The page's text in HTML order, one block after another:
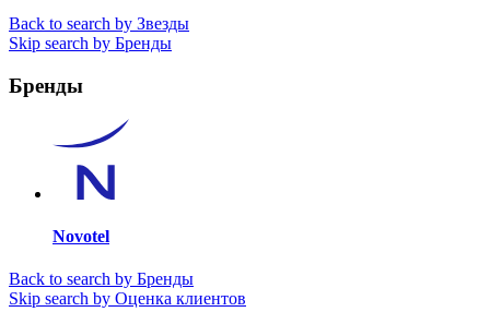
Back to search by Звезды
Skip search by Бренды
Бренды
Novotel
Back to search by Бренды
Skip search by Оценка клиентов